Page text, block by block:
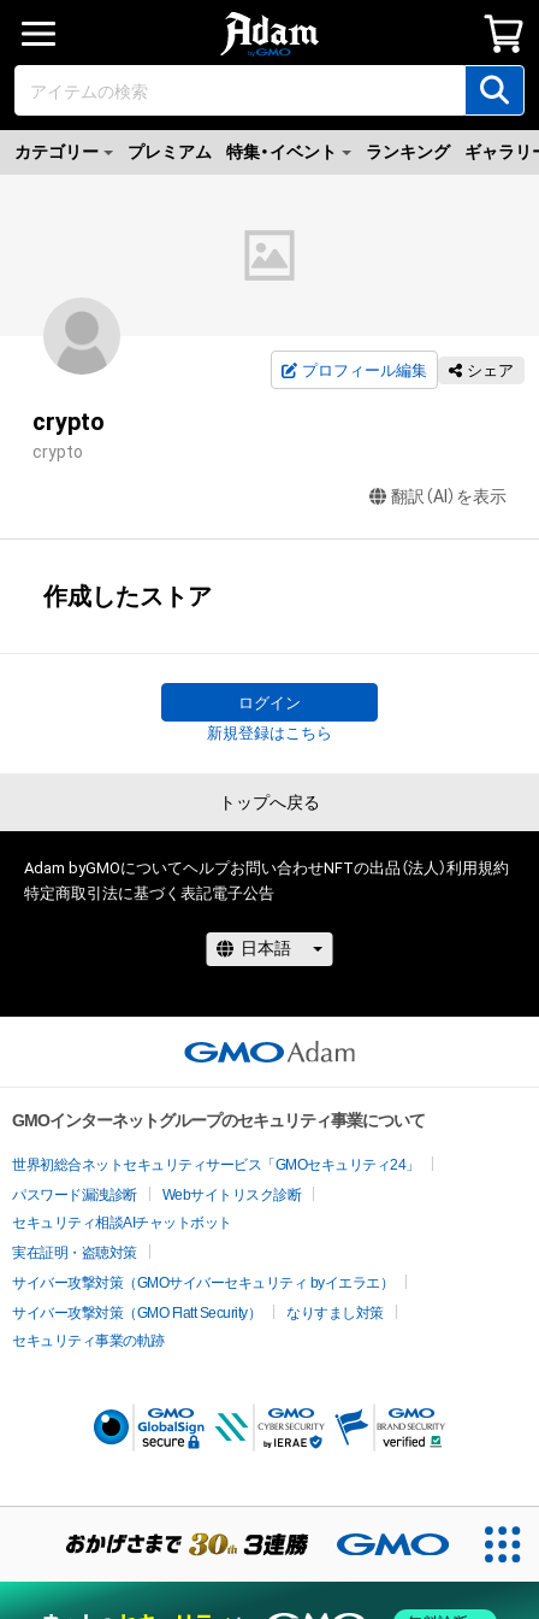
カテゴリー プレミアム 特集・イベント ランキング ギャラリ
プロフィール編集 シェア
crypto
crypto
翻訳（AI）を表示
作成したストア
ログイン
新規登録はこちら
トップへ戻る
Adam byGMOについてヘルプお問い合わせNFTの出品（法人）利用規約
特定商取引法に基づく表記電子公告
GMOインターネットグループのセキュリティ事業について
世界初総合ネットセキュリティサービス「GMOセキュリティ24」
パスワード漏洩診断
Webサイトリスク診断
セキュリティ相談AIチャットボット
実在証明・盗聴対策
サイバー攻撃対策（GMOサイバーセキュリティ byイエラエ）
サイバー攻撃対策（GMO Flatt Security）
なりすまし対策
セキュリティ事業の軌跡